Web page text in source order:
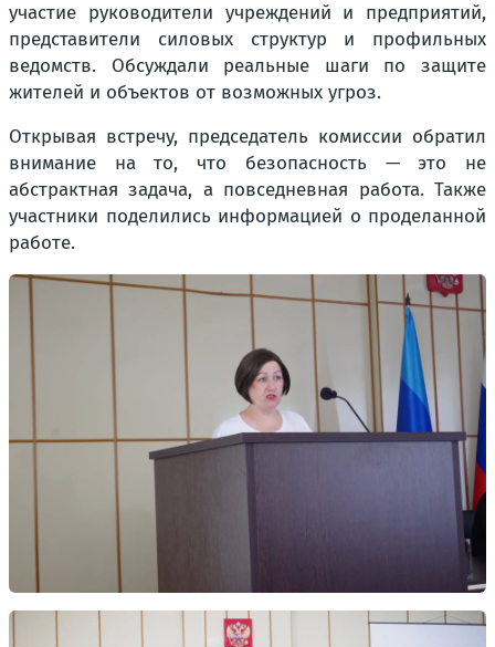
участие руководители учреждений и предприятий,
представители силовых структур и профильных
ведомств. Обсуждали реальные шаги по защите
жителей и объектов от возможных угроз.
Открывая встречу, председатель комиссии обратил
внимание на то, что безопасность — это не
абстрактная задача, а повседневная работа. Также
участники поделились информацией о проделанной
работе.